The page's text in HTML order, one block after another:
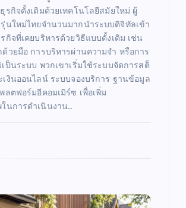
รกิจดั้งเดิมด้วยเทคโนโลยีสมัยใหม่ ผู้
นใหม่ไทยจำนวนมากนำระบบดิจิทัลเข้า
กิจที่เคยบริหารด้วยวิธีแบบดั้งเดิม เช่น
วยมือ การบริหารผ่านความจำ หรือการ
ป็นระบบ พวกเขาเริ่มใช้ระบบจัดการสต็
เงินออนไลน์ ระบบจองบริการ ฐานข้อมูล
ลตฟอร์มอีคอมเมิร์ซ เพื่อเพิ่ม
นการดำเนินงาน…